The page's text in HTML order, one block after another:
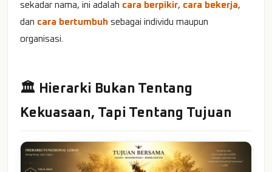
sekadar nama, ini adalah cara berpikir, cara bekerja,
dan cara bertumbuh sebagai individu maupun
organisasi.
🏛️ Hierarki Bukan Tentang
Kekuasaan, Tapi Tentang Tujuan